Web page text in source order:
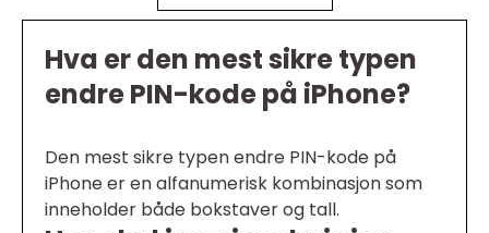
Hva er den mest sikre typen
endre PIN-kode på iPhone?
Den mest sikre typen endre PIN-kode på
iPhone er en alfanumerisk kombinasjon som
inneholder både bokstaver og tall.